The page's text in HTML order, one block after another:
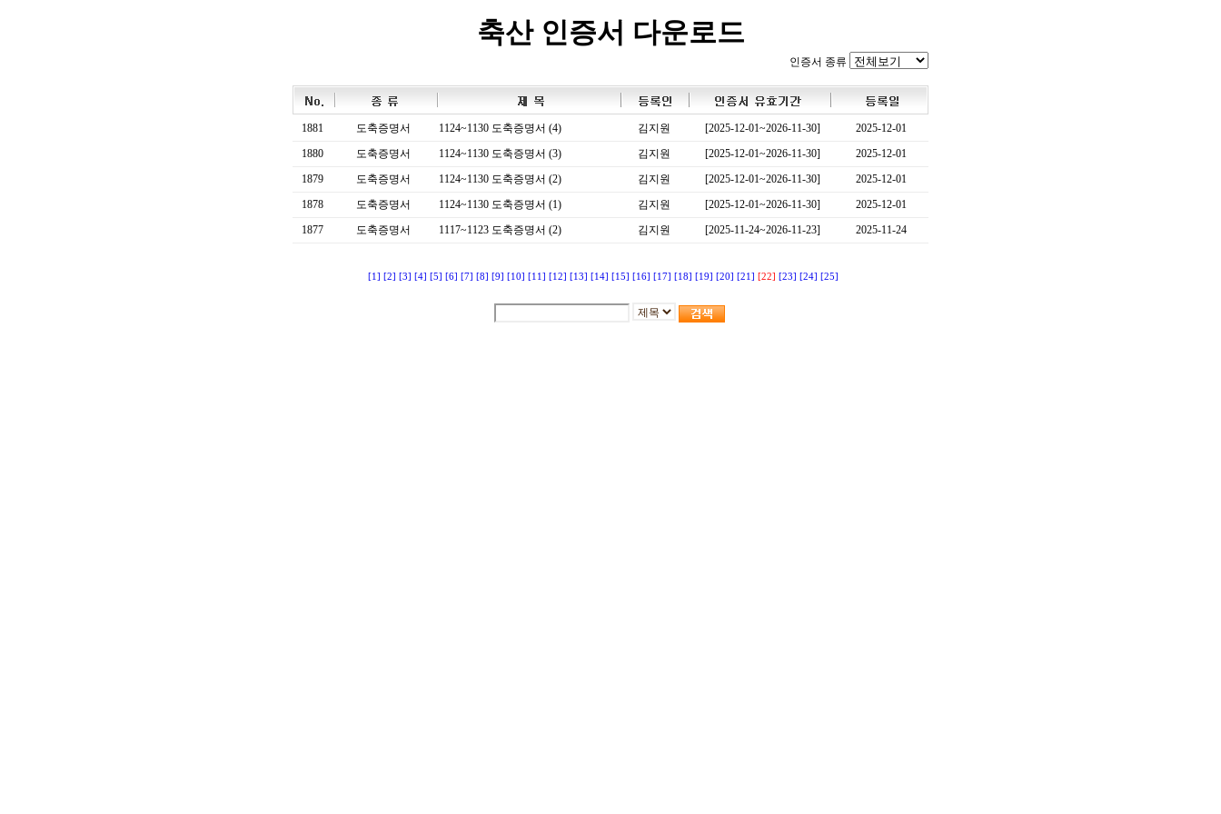
축산 인증서 다운로드
인증서 종류
1881 도축증명서 1124~1130 도축증명서 (4) 김지원 [2025-12-01~2026-11-30]
2025-12-01
1880
도축증명서 1124~1130 도축증명서 (3) 김지원 [2025-12-01~2026-11-30]
2025-12-01
1879
도축증명서 1124~1130 도축증명서 (2) 김지원 [2025-12-01~2026-11-30]
2025-12-01
1878
도축증명서 1124~1130 도축증명서 (1) 김지원 [2025-12-01~2026-11-30]
2025-12-01
1877
도축증명서 1117~1123 도축증명서 (2) 김지원 [2025-11-24~2026-11-23] 2025-11-24
[1] [2] [3] [4] [5] [6] [7] [8] [9] [10] [11] [12] [13] [14] [15] [16] [17] [18] [19] [20] [21] [22] [23] [24] [25]